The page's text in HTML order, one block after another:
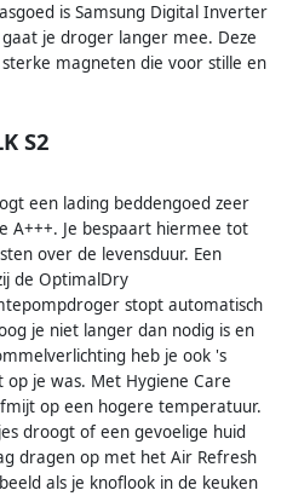
is Samsung Digital Inverter
je droger langer mee. Deze
magneten die voor stille en
S2
een lading beddengoed zeer
A+++. Je bespaart hiermee tot
over de levensduur. Een
de OptimalDry
stopt automatisch
je niet langer dan nodig is en
heb je ook 's
je was. Met Hygiene Care
op een hogere temperatuur.
droogt of een gevoelige huid
dragen op met het Air Refresh
als je knoflook in de keuken